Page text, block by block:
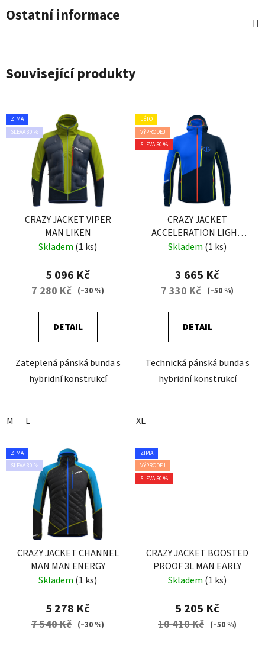
Ostatní informace
Související produkty
ZIMA
SLEVA 30 %
CRAZY JACKET VIPER
MAN LIKEN
Skladem (1 ks)
5 096 Kč
7 280 Kč (–30 %)
DETAIL
Zateplená pánská bunda s
hybridní konstrukcí
M L
LÉTO
VÝPRODEJ
SLEVA 50 %
CRAZY JACKET
ACCELERATION LIGHT
MAN ENERGY
Skladem (1 ks)
3 665 Kč
7 330 Kč (–50 %)
DETAIL
Technická pánská bunda s
hybridní konstrukcí
XL
ZIMA
SLEVA 30 %
CRAZY JACKET CHANNEL
MAN MAN ENERGY
Skladem (1 ks)
5 278 Kč
7 540 Kč (–30 %)
ZIMA
VÝPRODEJ
SLEVA 50 %
CRAZY JACKET BOOSTED
PROOF 3L MAN EARLY
Skladem (1 ks)
5 205 Kč
10 410 Kč (–50 %)